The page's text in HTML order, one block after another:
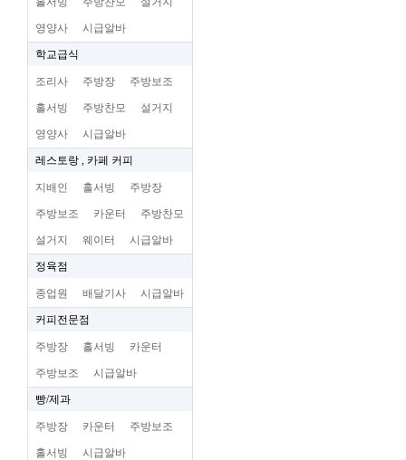
영양사 시급알바
학교급식
조리사 주방장 주방보조
홀서빙 주방찬모 설거지
영양사 시급알바
레스토랑 , 카페 커피
지배인 홀서빙 주방장
주방보조 카운터 주방찬모
설거지 웨이터 시급알바
정육점
종업원 배달기사 시급알바
커피전문점
주방장 홀서빙 카운터
주방보조 시급알바
빵/제과
주방장 카운터 주방보조
홀서빙 시급알바